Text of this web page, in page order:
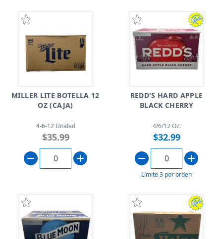
MILLER LITE BOTELLA 12
OZ (CAJA)
4-6-12 Unidad
$35.99
REDD'S HARD APPLE
BLACK CHERRY
4/6/12 Oz.
$32.99
Límite 3 por orden